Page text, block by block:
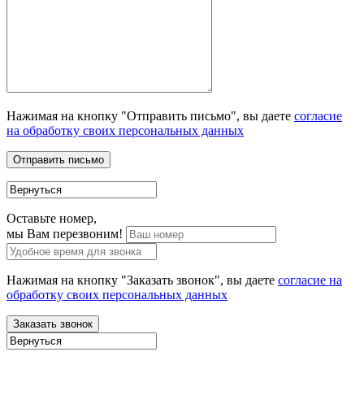
Нажимая на кнопку "Отправить письмо", вы даете согласие
на обработку своих персональных данных
Оставьте номер,
мы Вам перезвоним!
Нажимая на кнопку "Заказать звонок", вы даете согласие на
обработку своих персональных данных